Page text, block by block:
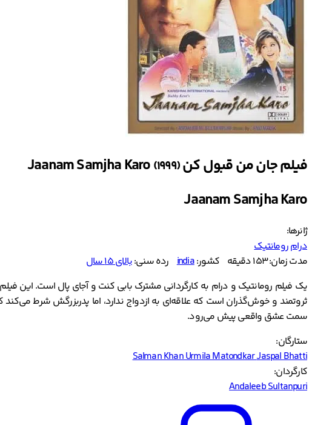
فیلم جان من قبول کن Jaanam Samjha Karo(1999)
Jaanam Samjha Karo
ژانرها:
درامرومانتیک
مدت زمان: 153 دقیقه
کشور:india رده سنی:بالای ۱۵ سال
ثروتمند و خوش‌گذران است که علاقه‌ای به ازدواج ندارد، اما پدربزرگش شرط
سمت عشق واقعی پیش می‌رود.
ستارگان:
Salman KhanUrmila MatondkarJaspal Bhatti
کارگردان:
Andaleeb Sultanpuri